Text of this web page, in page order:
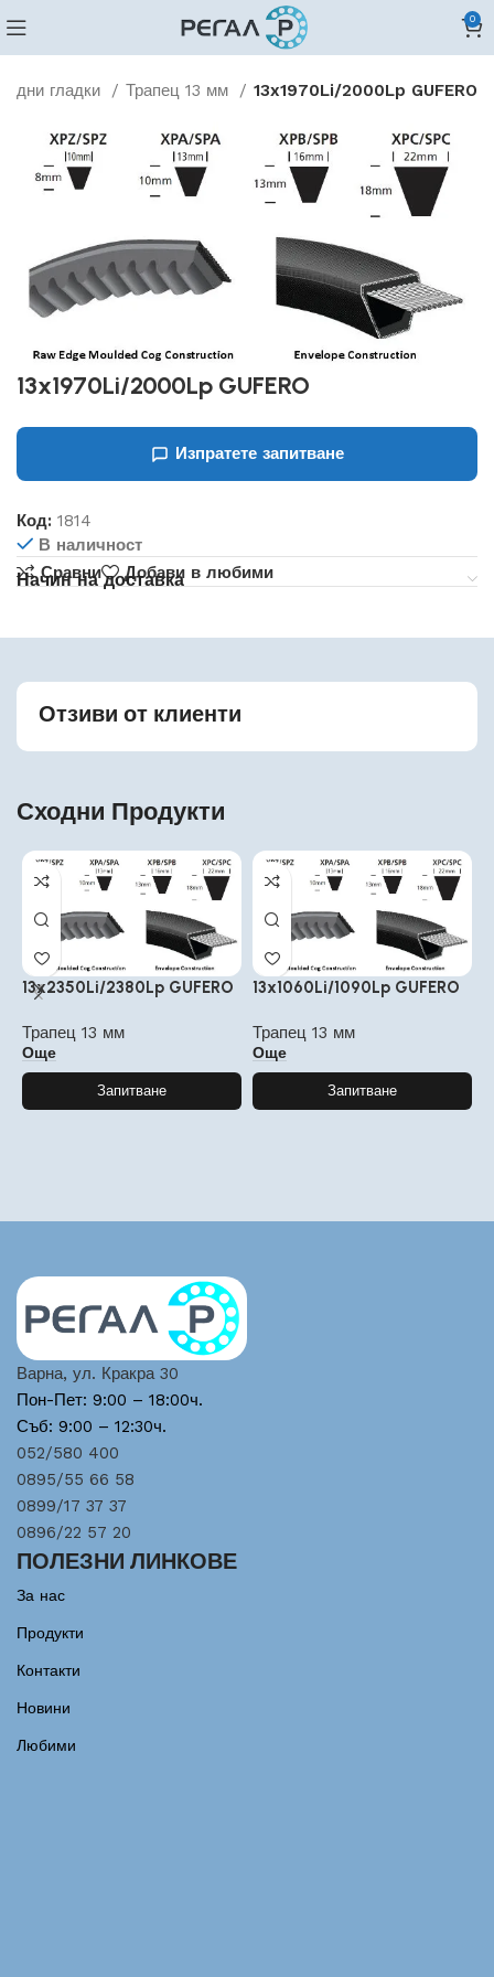
0
гладки Трапец 13 мм 13x1970Li/2000Lp GUFERO
13x1970Li/2000Lp GUFERO
Изпратете запитване
Код:1814
В наличност
Сравни
Добави в любими
Начин на доставка
Отзиви от клиенти
Сходни Продукти
13x2350Li/2380Lp GUFERO
Трапец 13 мм
Още
Запитване
13x1060Li/1090Lp GUFERO
Трапец 13 мм
Още
Запитване
Варна, ул. Кракра 30
Пон-Пет: 9:00 – 18:00ч.
Съб: 9:00 – 12:30ч.
052/580 400
0895/55 66 58
0899/17 37 37
0896/22 57 20
ПОЛЕЗНИ ЛИНКОВЕ
За нас
Продукти
Контакти
Новини
Любими